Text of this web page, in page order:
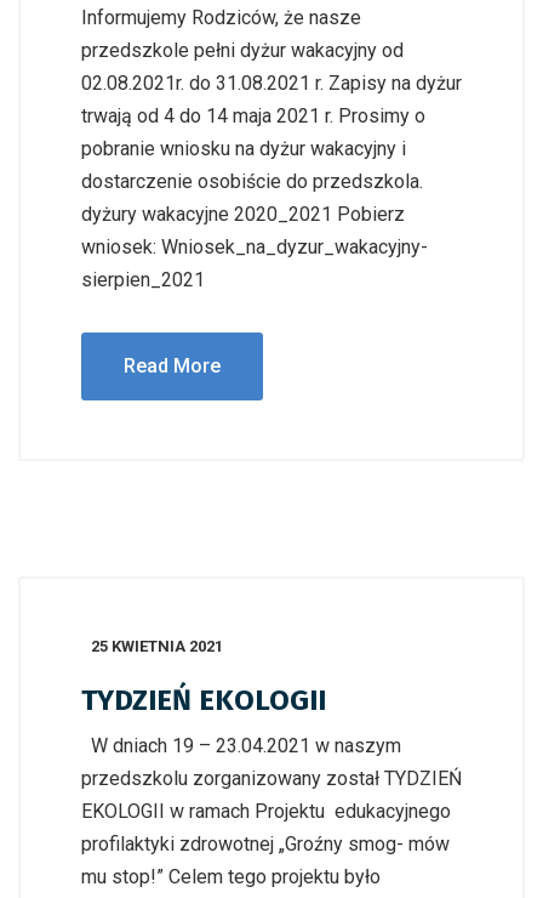
Informujemy Rodziców, że nasze
przedszkole pełni dyżur wakacyjny od
02.08.2021r. do 31.08.2021 r. Zapisy na dyżur
trwają od 4 do 14 maja 2021 r. Prosimy o
pobranie wniosku na dyżur wakacyjny i
dostarczenie osobiście do przedszkola.
dyżury wakacyjne 2020_2021 Pobierz
wniosek: Wniosek_na_dyzur_wakacyjny-
sierpien_2021
Read More
25 KWIETNIA 2021
TYDZIEŃ EKOLOGII
W dniach 19 – 23.04.2021 w naszym
przedszkolu zorganizowany został TYDZIEŃ
EKOLOGII w ramach Projektu edukacyjnego
profilaktyki zdrowotnej „Groźny smog- mów
mu stop!” Celem tego projektu było